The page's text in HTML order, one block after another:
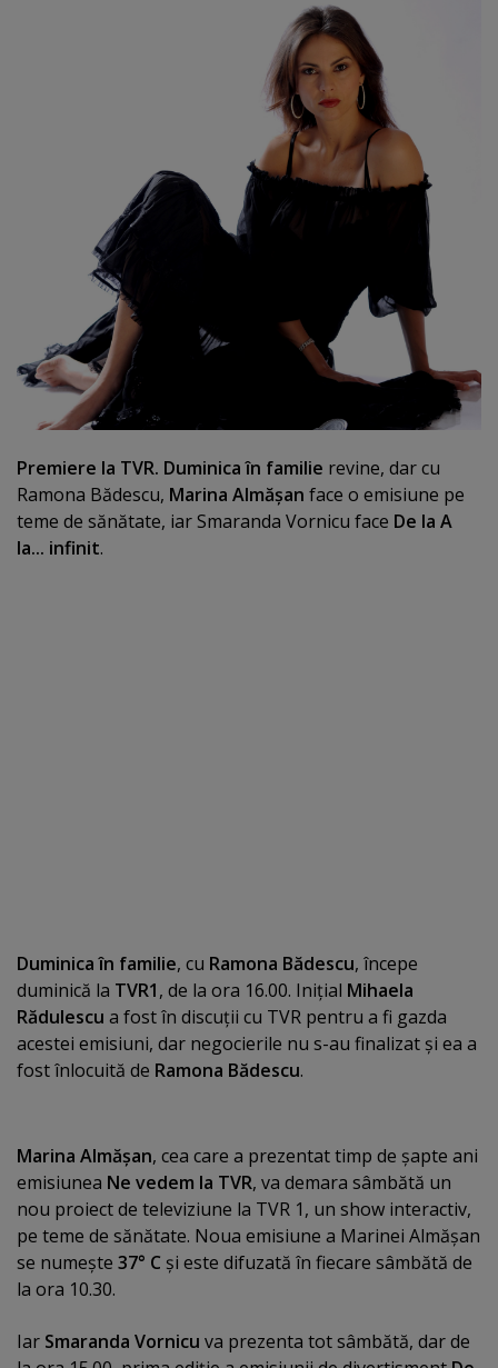
Premiere la TVR. Duminica în familie revine, dar cu
Ramona Bădescu, Marina Almăşan face o emisiune pe
teme de sănătate, iar Smaranda Vornicu face De la A
la... infinit.
Duminica în familie, cu Ramona Bădescu, începe
duminică la TVR1, de la ora 16.00. Iniţial Mihaela
Rădulescu a fost în discuţii cu TVR pentru a fi gazda
acestei emisiuni, dar negocierile nu s-au finalizat şi ea a
fost înlocuită de Ramona Bădescu.
Marina Almăşan, cea care a prezentat timp de şapte ani
emisiunea Ne vedem la TVR, va demara sâmbătă un
nou proiect de televiziune la TVR 1, un show interactiv,
pe teme de sănătate. Noua emisiune a Marinei Almăşan
se numeşte 37° C şi este difuzată în fiecare sâmbătă de
la ora 10.30.
Iar Smaranda Vornicu va prezenta tot sâmbătă, dar de